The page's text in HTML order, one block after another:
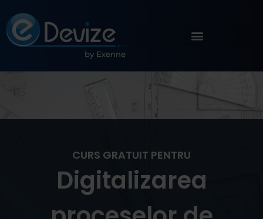
CURS GRATUIT PENTRU
Digitalizarea